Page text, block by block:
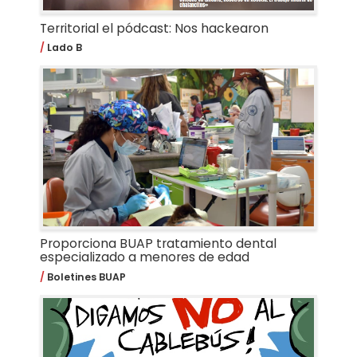
Territorial el pódcast: Nos hackearon
Lado B
Proporciona BUAP tratamiento dental
especializado a menores de edad
Boletines BUAP